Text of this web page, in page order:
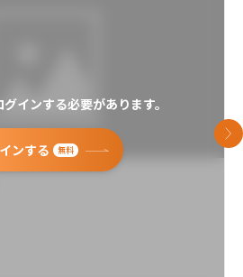
インする必要があります。
ンする 無料
次